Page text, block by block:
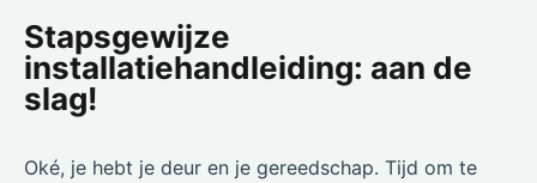
Stapsgewijze
installatiehandleiding: aan de
slag!
Oké, je hebt je deur en je gereedschap. Tijd om te